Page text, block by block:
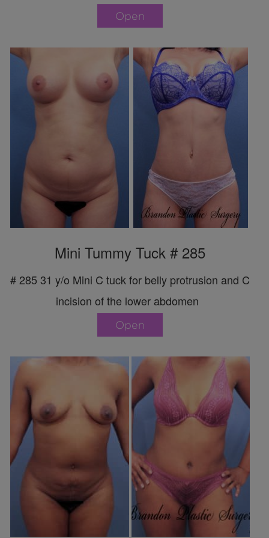
Open
Mini Tummy Tuck # 285
# 285 31 y/o Mini C tuck for belly protrusion and C
incision of the lower abdomen
Open